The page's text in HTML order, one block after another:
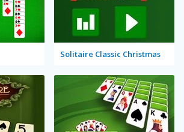
Solitaire Classic Christmas